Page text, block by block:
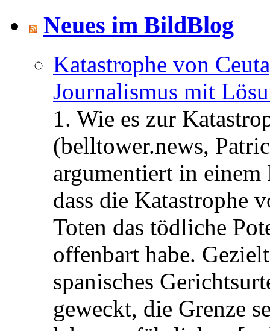
Neues im BildBlog
Katastrophe von
Journalismus mit
1. Wie es zur
(belltower.news,
argumentiert in
dass die Katastrophe
Toten das tödliche
offenbart habe.
spanisches
geweckt, die Grenze